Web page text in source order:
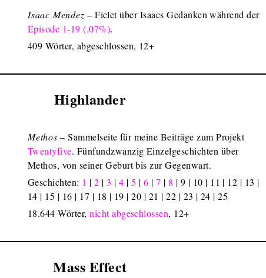
Isaac Mendez – Ficlet über Isaacs Gedanken während der
Episode 1-19 (.07%).
409 Wörter, abgeschlossen, 12+
Highlander
Methos – Sammelseite für meine Beiträge zum Projekt
Twentyfive. Fünfundzwanzig Einzelgeschichten über
Methos, von seiner Geburt bis zur Gegenwart.
Geschichten: 1 |2 |3 |4 | 5 | 6 | 7 | 8 | 9 | 10 | 11 | 12 | 13 |
14 | 15 | 16 | 17 | 18 | 19 | 20 | 21 | 22 | 23 | 24 | 25
18.644 Wörter,nicht abgeschlossen, 12+
Mass Effect